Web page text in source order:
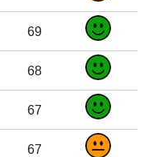
69
68
67
67